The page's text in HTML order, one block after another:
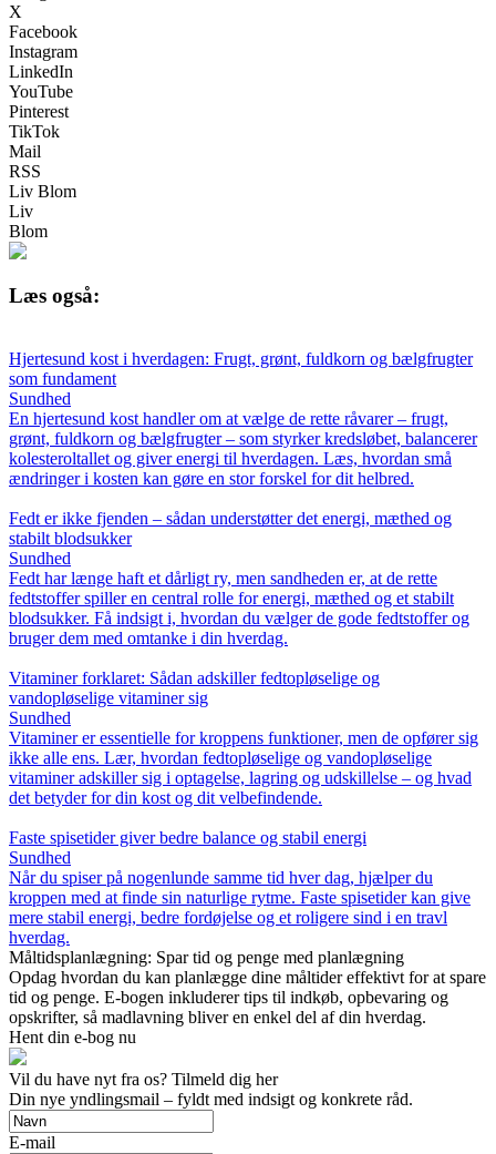
X
Facebook
Instagram
LinkedIn
YouTube
Pinterest
TikTok
Mail
RSS
Liv Blom
Liv
Blom
Læs også:
Hjertesund kost i hverdagen: Frugt, grønt, fuldkorn og bælgfrugter
som fundament
Sundhed
En hjertesund kost handler om at vælge de rette råvarer – frugt,
grønt, fuldkorn og bælgfrugter – som styrker kredsløbet, balancerer
kolesteroltallet og giver energi til hverdagen. Læs, hvordan små
ændringer i kosten kan gøre en stor forskel for dit helbred.
Fedt er ikke fjenden – sådan understøtter det energi, mæthed og
stabilt blodsukker
Sundhed
Fedt har længe haft et dårligt ry, men sandheden er, at de rette
fedtstoffer spiller en central rolle for energi, mæthed og et stabilt
blodsukker. Få indsigt i, hvordan du vælger de gode fedtstoffer og
bruger dem med omtanke i din hverdag.
Vitaminer forklaret: Sådan adskiller fedtopløselige og
vandopløselige vitaminer sig
Sundhed
Vitaminer er essentielle for kroppens funktioner, men de opfører sig
ikke alle ens. Lær, hvordan fedtopløselige og vandopløselige
vitaminer adskiller sig i optagelse, lagring og udskillelse – og hvad
det betyder for din kost og dit velbefindende.
Faste spisetider giver bedre balance og stabil energi
Sundhed
Når du spiser på nogenlunde samme tid hver dag, hjælper du
kroppen med at finde sin naturlige rytme. Faste spisetider kan give
mere stabil energi, bedre fordøjelse og et roligere sind i en travl
hverdag.
Måltidsplanlægning: Spar tid og penge med planlægning
Opdag hvordan du kan planlægge dine måltider effektivt for at spare
tid og penge. E-bogen inkluderer tips til indkøb, opbevaring og
opskrifter, så madlavning bliver en enkel del af din hverdag.
Hent din e-bog nu
Vil du have nyt fra os? Tilmeld dig her
Din nye yndlingsmail – fyldt med indsigt og konkrete råd.
E-mail